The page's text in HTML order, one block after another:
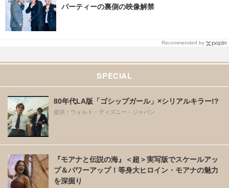
パーティーの裏側の映像解禁
Recommended by
SPECIAL
80年代LA版「ゴシップガール」×シリアルキラー!?
提供：ウォルト・ディズニー・ジャパン
『モアナと伝説の海』＜超＞実写版でスケールアッ
プ＆パワーアップ！等身大ヒロイン・モアナの魅力
を深掘り